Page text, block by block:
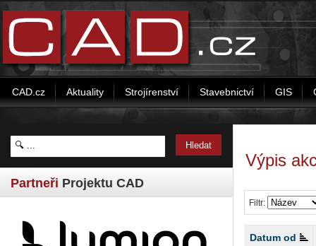
CAD.cz Aktuality Strojírenství Stavebnictví GIS
Partneři Projektu CAD
Výpis
Filtr:
Datum od